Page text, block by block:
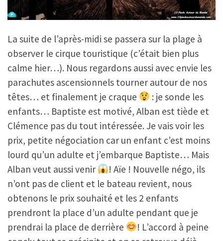
La suite de l’après-midi se passera sur la plage à
observer le cirque touristique (c’était bien plus
calme hier…). Nous regardons aussi avec envie les
parachutes ascensionnels tourner autour de nos
têtes… et finalement je craque
: je sonde les
enfants… Baptiste est motivé, Alban est tiède et
Clémence pas du tout intéressée. Je vais voir les
prix, petite négociation car un enfant c’est moins
lourd qu’un adulte et j’embarque Baptiste… Mais
Alban veut aussi venir
! Aïe ! Nouvelle négo, ils
n’ont pas de client et le bateau revient, nous
obtenons le prix souhaité et les 2 enfants
prendront la place d’un adulte pendant que je
prendrai la place de derrière
! L’accord à peine